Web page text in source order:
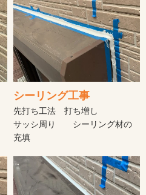
シーリング工事
先打ち工法 打ち増し
サッシ周り シーリング材の
充填